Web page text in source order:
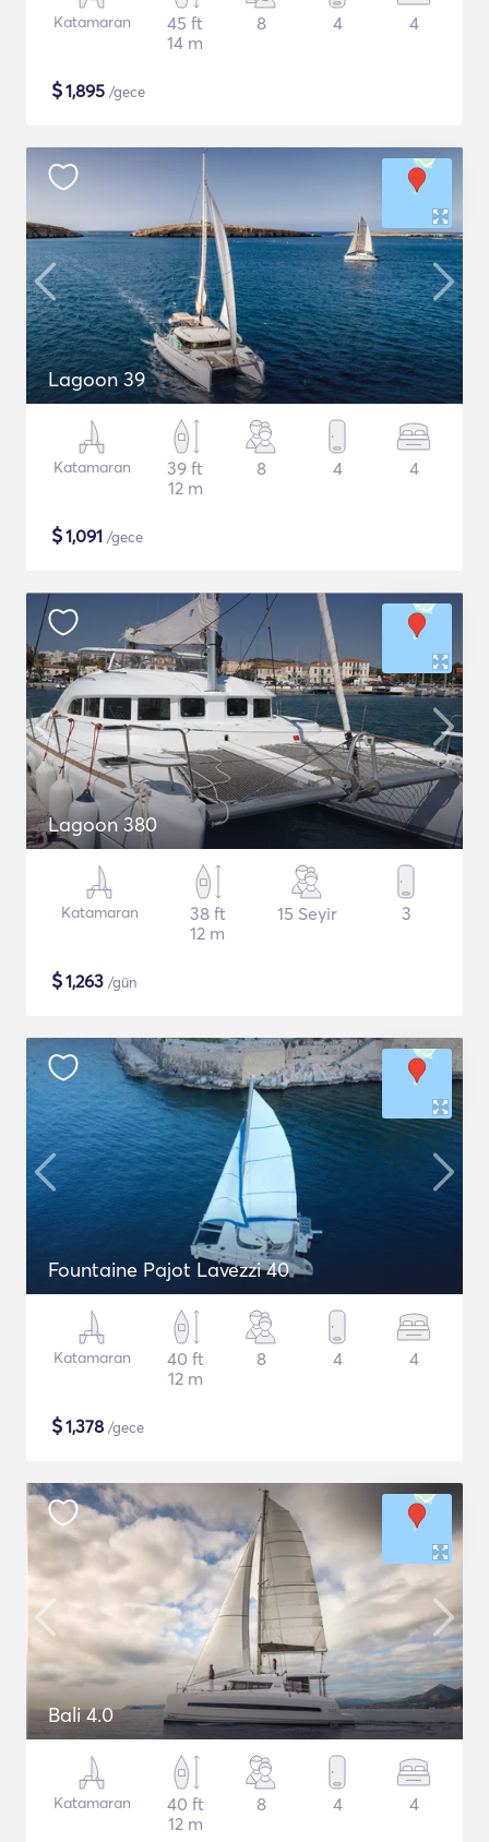
Katamaran
45 ft
14 m
8 4 4
$1,895 /gece
Lagoon 39
Katamaran
39 ft
12 m
8 4 4
$1,091 /gece
Lagoon 380
Katamaran
38 ft
12 m
15 Seyir 3
$1,263 /gün
Fountaine Pajot Lavezzi 40
Katamaran
40 ft
12 m
8 4 4
$1,378 /gece
Bali 4.0
Katamaran
40 ft
12 m
8 4 4